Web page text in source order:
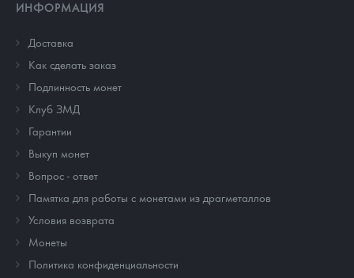
ИНФОРМАЦИЯ
Доставка
Как сделать заказ
Подлинность монет
Клуб ЗМД
Гарантии
Выкуп монет
Вопрос - ответ
Памятка для работы с монетами из драгметаллов
Условия возврата
Монеты
Политика конфиденциальности